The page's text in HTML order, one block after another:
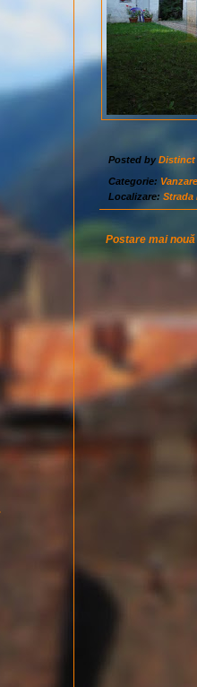
Posted byDistinct
Categorie: Vanzare
Localizare: Strada
Postare mai nouă